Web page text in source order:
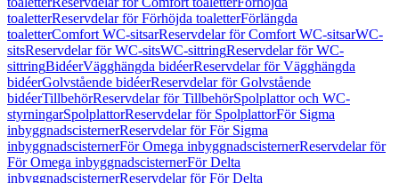
toaletterReservdelar för Förhöjda toaletterFörlängda
toaletterComfort WC-sitsarReservdelar för Comfort WC-sitsarWC-
sitsReservdelar för WC-sitsWC-sittringReservdelar för WC-
sittringBidéerVägghängda bidéerReservdelar för Vägghängda
bidéerGolvstående bidéerReservdelar för Golvstående
bidéerTillbehörReservdelar för TillbehörSpolplattor och WC-
styrningarSpolplattorReservdelar för SpolplattorFör Sigma
inbyggnadscisternerReservdelar för För Sigma
inbyggnadscisternerFör Omega inbyggnadscisternerReservdelar för
För Omega inbyggnadscisternerFör Delta
inbyggnadscisternerReservdelar för För Delta